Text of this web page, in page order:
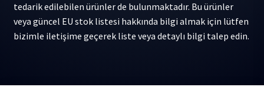
tedarik edilebilen ürünler de bulunmaktadır. Bu ürünler
veya güncel EU stok listesi hakkında bilgi almak için lütfen
bizimle iletişime geçerek liste veya detaylı bilgi talep edin.